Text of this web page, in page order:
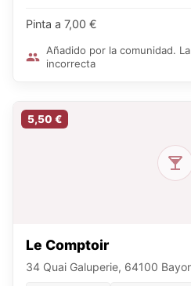
Pinta a 7,00 €
Añadido por la comunidad.
incorrecta
5,50 €
Le Comptoir
34 Quai Galuperie, 64100